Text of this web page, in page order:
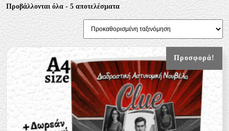
Προβάλλονται όλα - 5 αποτελέσματα
Προσφορά!